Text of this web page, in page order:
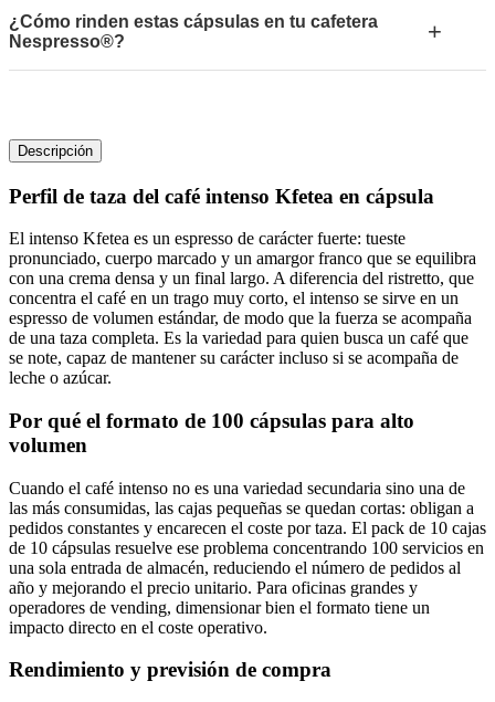
¿Cómo rinden estas cápsulas en tu cafetera
Nespresso®?
+
Descripción
Perfil de taza del café intenso Kfetea en cápsula
El intenso Kfetea es un espresso de carácter fuerte: tueste
pronunciado, cuerpo marcado y un amargor franco que se equilibra
con una crema densa y un final largo. A diferencia del ristretto, que
concentra el café en un trago muy corto, el intenso se sirve en un
espresso de volumen estándar, de modo que la fuerza se acompaña
de una taza completa. Es la variedad para quien busca un café que
se note, capaz de mantener su carácter incluso si se acompaña de
leche o azúcar.
Por qué el formato de 100 cápsulas para alto
volumen
Cuando el café intenso no es una variedad secundaria sino una de
las más consumidas, las cajas pequeñas se quedan cortas: obligan a
pedidos constantes y encarecen el coste por taza. El pack de 10 cajas
de 10 cápsulas resuelve ese problema concentrando 100 servicios en
una sola entrada de almacén, reduciendo el número de pedidos al
año y mejorando el precio unitario. Para oficinas grandes y
operadores de vending, dimensionar bien el formato tiene un
impacto directo en el coste operativo.
Rendimiento y previsión de compra